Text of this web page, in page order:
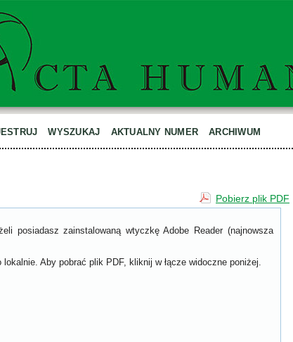
WYSZUKAJ AKTUALNY NUMER ARCHIWUM
Pobierz plik PDF
posiadasz zainstalowaną wtyczkę Adobe Reader (najnowsza
Aby pobrać plik PDF, kliknij w łącze widoczne poniżej.